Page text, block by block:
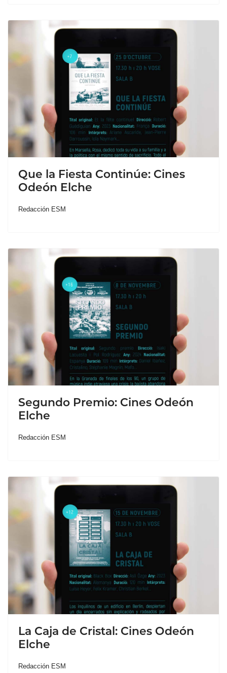
Que la Fiesta Continúe: Cines
Odeón Elche
Redacción ESM
Segundo Premio: Cines Odeón
Elche
Redacción ESM
La Caja de Cristal: Cines Odeón
Elche
Redacción ESM